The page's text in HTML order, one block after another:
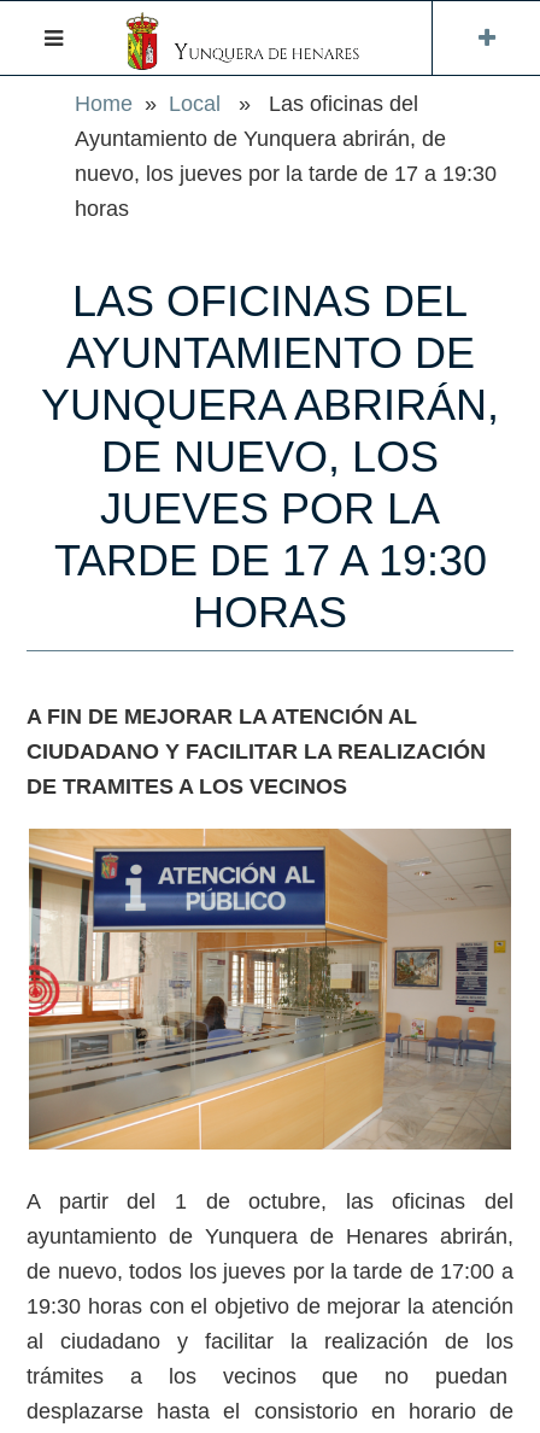
Home » Local
» Las oficinas del
Ayuntamiento de Yunquera abrirán, de
nuevo, los jueves por la tarde de 17 a 19:30
horas
LAS OFICINAS DEL
AYUNTAMIENTO DE
YUNQUERA ABRIRÁN,
DE NUEVO, LOS
JUEVES POR LA
TARDE DE 17 A 19:30
HORAS
A FIN DE MEJORAR LA ATENCIÓN AL
CIUDADANO Y FACILITAR LA REALIZACIÓN
DE TRAMITES A LOS VECINOS
A partir del 1 de octubre, las oficinas del
ayuntamiento de Yunquera de Henares abrirán,
de nuevo, todos los jueves por la tarde de 17:00 a
19:30 horas con el objetivo de mejorar la atención
al ciudadano y facilitar la realización de los
trámites a los vecinos que no puedan
desplazarse hasta el consistorio en horario de